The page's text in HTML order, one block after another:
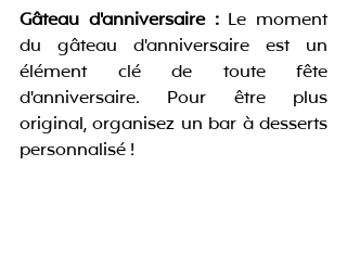
Gâteau d'anniversaire : Le moment
du gâteau d'anniversaire est un
élément clé de toute fête
d'anniversaire. Pour être plus
original, organisez un bar à desserts
personnalisé !